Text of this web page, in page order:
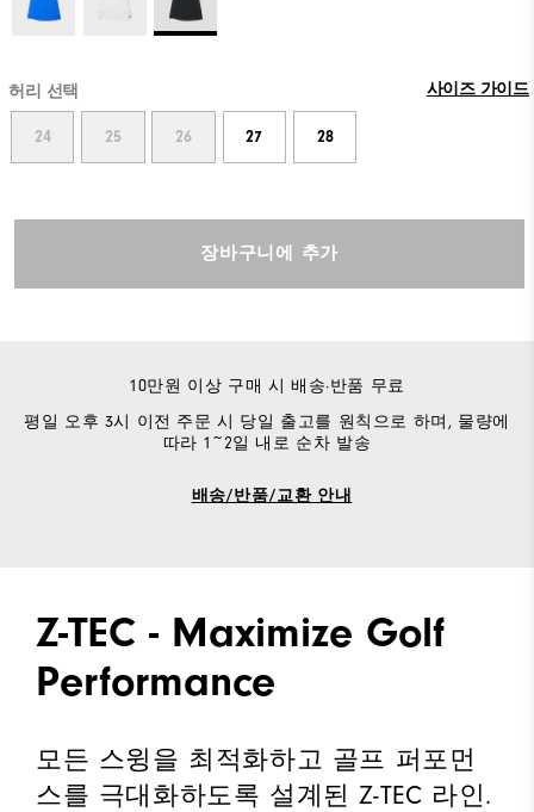
허리 선택 사이즈 가이드
24 25 26 27 28
장바구니에 추가
10만원 이상 구매 시 배송·반품 무료
평일 오후 3시 이전 주문 시 당일 출고를 원칙으로 하며, 물량에
따라 1~2일 내로 순차 발송
배송/반품/교환 안내
Z-TEC - Maximize Golf
Performance
모든 스윙을 최적화하고 골프 퍼포먼
스를 극대화하도록 설계된 Z-TEC 라인.